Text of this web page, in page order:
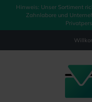
springen
Hinweis: Unser Sortiment
Zahnlabore und